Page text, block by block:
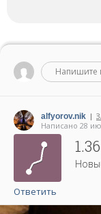
Напишите
alfyorov.nik |
Написано 28
Ответить